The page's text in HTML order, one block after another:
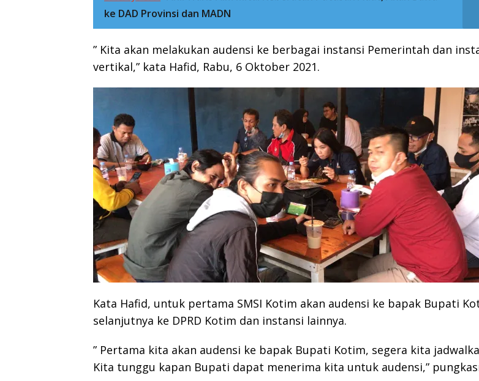
ke DAD Provinsi dan MADN
” Kita akan melakukan audensi ke berbagai instansi Pemerintah dan
vertikal,” kata Hafid, Rabu, 6 Oktober 2021.
Kata Hafid, untuk pertama SMSI Kotim akan audensi ke bapak Bupati
selanjutnya ke DPRD Kotim dan instansi lainnya.
” Pertama kita akan audensi ke bapak Bupati Kotim, segera kita
Kita tunggu kapan Bupati dapat menerima kita untuk audensi,”